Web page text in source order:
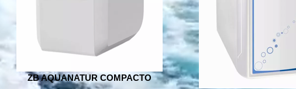
ZB AQUANATUR COMPACTO